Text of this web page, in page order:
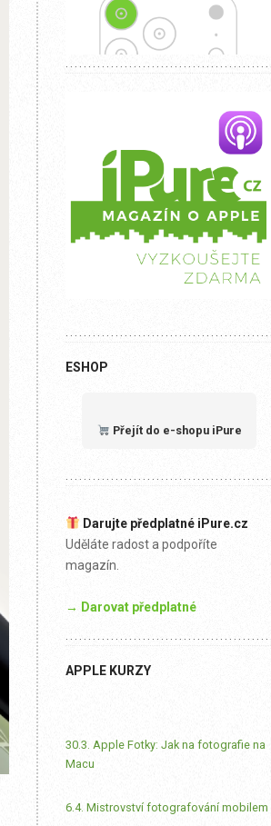
ESHOP
Přejít do e-shopu iPure
Darujte předplatné iPure.cz
Uděláte radost a podpoříte
magazín.
→ Darovat předplatné
APPLE KURZY
30.3. Apple Fotky: Jak na fotografie na
Macu
6.4. Mistrovství fotografování mobilem